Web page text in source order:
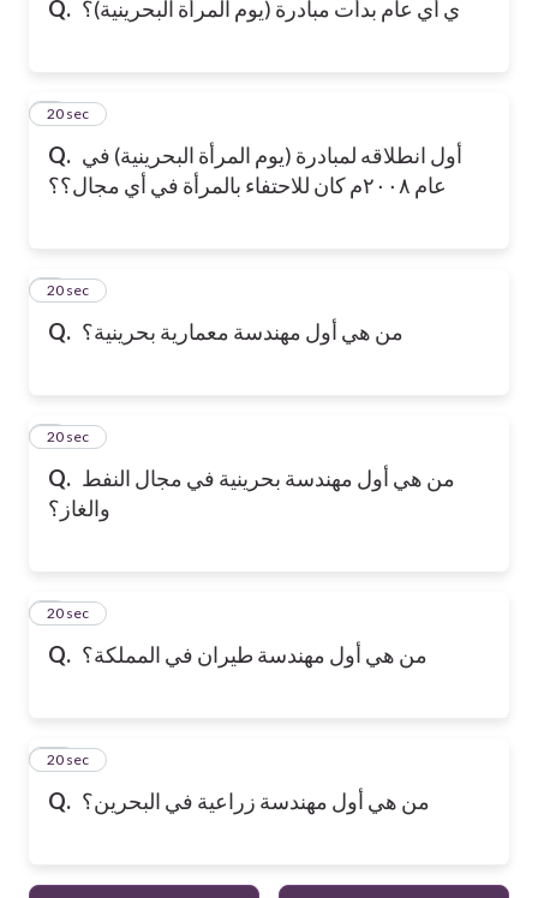
Q. ي أي عام بدأت مبادرة (يوم المرأة البحرينية)؟
Q. أول انطلاقه لمبادرة (يوم المرأة البحرينية) في
عام ٢٠٠٨م كان للاحتفاء بالمرأة في أي مجال؟؟
6
20 sec
Q. من هي أول مهندسة معمارية بحرينية؟
7
20 sec
Q. من هي أول مهندسة بحرينية في مجال النفط
والغاز؟
8
20 sec
Q. من هي أول مهندسة طيران في المملكة؟
9
20 sec
Q. من هي أول مهندسة زراعية في البحرين؟
10
20 sec